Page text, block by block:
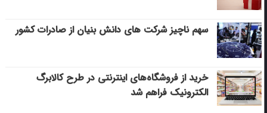
سهم ناچیز شرکت های دانش بنیان از صادرات کشور
خرید از فروشگاه‌های اینترنتی در طرح کالابرگ
الکترونیک فراهم شد